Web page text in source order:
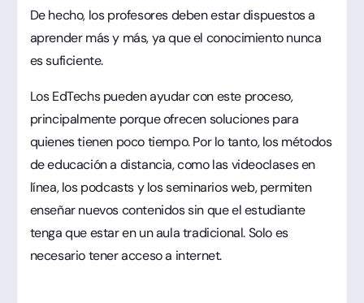
De hecho, los profesores deben estar dispuestos a
aprender más y más, ya que el conocimiento nunca
es suficiente.
Los EdTechs pueden ayudar con este proceso,
principalmente porque ofrecen soluciones para
quienes tienen poco tiempo. Por lo tanto, los métodos
de educación a distancia, como las videoclases en
línea, los podcasts y los seminarios web, permiten
enseñar nuevos contenidos sin que el estudiante
tenga que estar en un aula tradicional. Solo es
necesario tener acceso a internet.